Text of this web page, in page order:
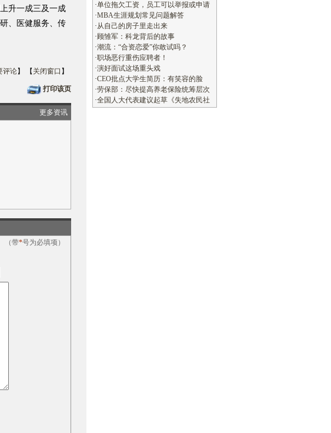
升一成三及一成
、医健服务、传
评论】 【 关闭窗口 】
打印该页
更多资讯
（带*号为必填项）
·单位拖欠工资，员工可以举报或申请
·MBA生涯规划常见问题解答
·从自己的房子里走出来
·顾雏军：科龙背后的故事
·潮流：“合资恋爱”你敢试吗？
·职场恶行重伤应聘者！
·演好面试这场重头戏
·CEO批点大学生简历：有笑容的脸
·劳保部：尽快提高养老保险统筹层次
·全国人大代表建议起草《失地农民社